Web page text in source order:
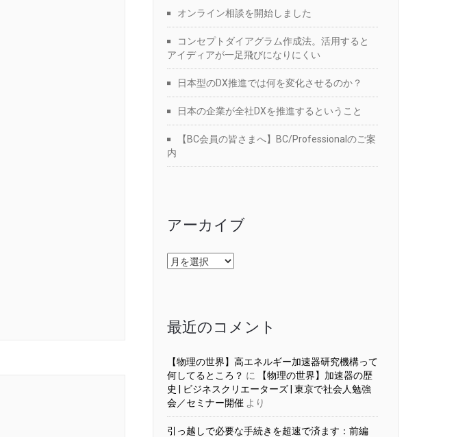
オンライン相談を開始しました
コンセプトダイアグラム作成法。活用すると
アイディアが一足飛びになりにくい
日本型のDX推進では何を変化させるのか？
日本の企業が全社DXを推進するということ
【BC会員の皆さまへ】BC/Professionalのご案
内
アーカイブ
ア
ー
最近のコメント
【物理の世界】高エネルギー加速器研究機構って
何してるところ？ に
【物理の世界】加速器の歴
史 | ビジネスクリエーターズ | 東京で社会人勉強
会／セミナー開催 より
引っ越しで必要な手続きを超速で済ます：前編